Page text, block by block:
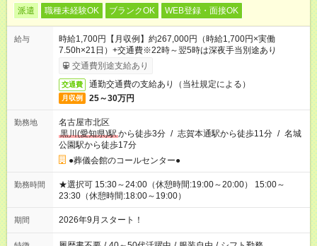
派遣 職種未経験OK ブランクOK WEB登録・面接OK
給与
時給1,700円【月収例】約267,000円（時給1,700円×実働
7.50h×21日）+交通費※22時～翌5時は深夜手当別途あり
交通費別途支給あり
交通費 通勤交通費の支給あり（当社規定による）
月収例 25～30万円
勤務地
名古屋市北区
黒川(愛知県)駅から徒歩3分 / 志賀本通駅から徒歩11分 / 名城
公園駅から徒歩17分
●葬儀会館のコールセンター●
勤務時間
★選択可 15:30～24:00（休憩時間:19:00～20:00） 15:00～
23:30（休憩時間:18:00～19:00）
期間 2026年9月スタート！